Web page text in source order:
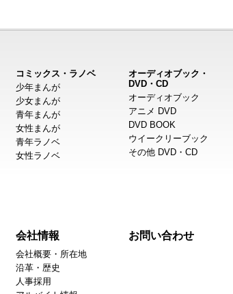
コミックス・ラノベ
少年まんが
少女まんが
青年まんが
女性まんが
青年ラノベ
女性ラノベ
オーディオブック・
DVD・CD
オーディオブック
アニメ DVD
DVD BOOK
ウイークリーブック
その他 DVD・CD
会社情報
会社概要・所在地
沿革・歴史
人事採用
お問い合わせ